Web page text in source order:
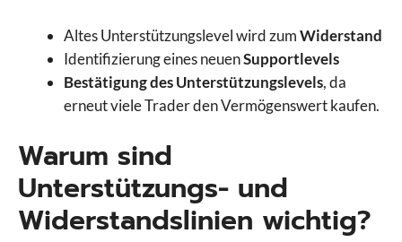
Altes Unterstützungslevel wird zumWiderstand
Identifizierung eines neuenSupportlevels
Bestätigung des Unterstützungslevels, da
erneut viele Trader den Vermögenswert kaufen.
Warum sind
Unterstützungs- und
Widerstandslinien wichtig?